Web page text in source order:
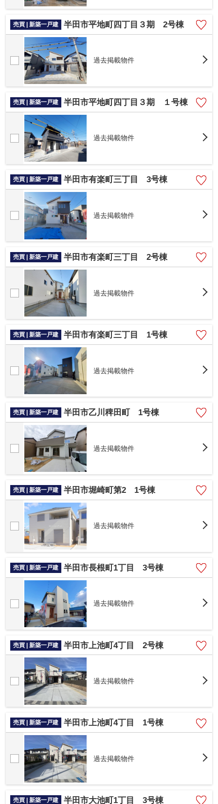
売買 | 新築一戸建 半田市平地町四丁目３期 2号棟
過去掲載物件
売買 | 新築一戸建 半田市平地町四丁目３期 １号棟
過去掲載物件
売買 | 新築一戸建 半田市有楽町三丁目 3号棟
過去掲載物件
売買 | 新築一戸建 半田市有楽町三丁目 2号棟
過去掲載物件
売買 | 新築一戸建 半田市有楽町三丁目 1号棟
過去掲載物件
売買 | 新築一戸建 半田市乙川稗田町 1号棟
過去掲載物件
売買 | 新築一戸建 半田市堀崎町第2 1号棟
過去掲載物件
売買 | 新築一戸建 半田市長根町1丁目 3号棟
過去掲載物件
売買 | 新築一戸建 半田市上池町4丁目 2号棟
過去掲載物件
売買 | 新築一戸建 半田市上池町4丁目 1号棟
過去掲載物件
売買 | 新築一戸建 半田市大池町1丁目 3号棟